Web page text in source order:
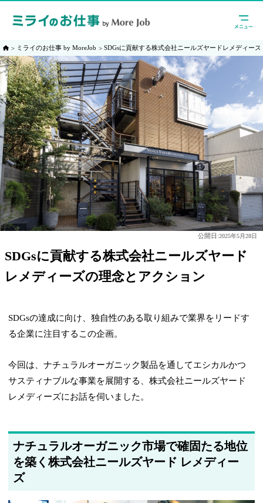
ミライのお仕事 by MoreJob SDGsに貢献する株式会社ニールズヤードレメディー
公開日:2025年5月28日
SDGsに貢献する株式会社ニールズヤード
レメディーズの理念とアクション
SDGsの達成に向け、独自性のある取り組みで業界をリードす
る企業に注目するこの企画。
今回は、ナチュラルオーガニック製品を通してエシカルかつ
サスティナブルな事業を展開する、株式会社ニールズヤード
レメディーズにお話を伺いました。
ナチュラルオーガニック市場で確固たる地位
を築く株式会社ニールズヤード レメディー
ズ